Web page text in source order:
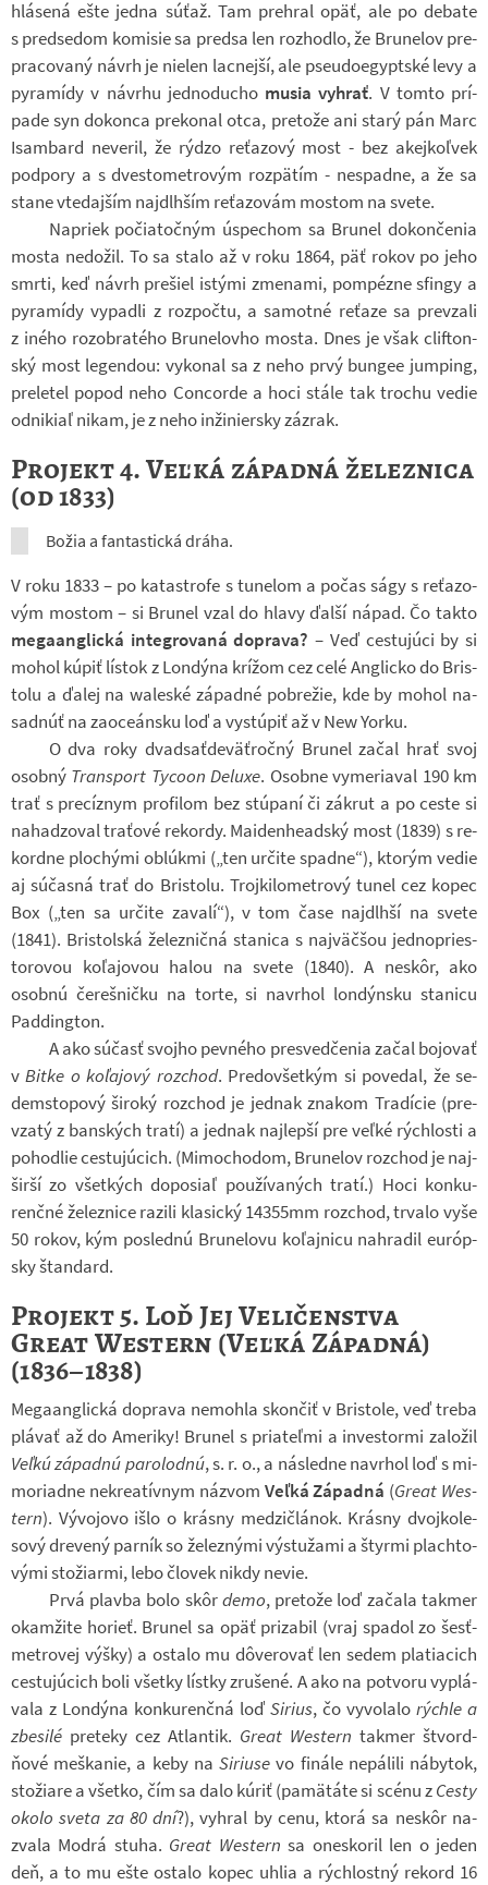
hlá­sená ešte jedna súťaž. Tam pre­hral opäť, ale po de­bate
s pred­se­dom ko­mi­sie sa predsa len roz­hodlo, že Bru­ne­lov pre­
pra­co­vaný návrh je nie­len lac­nejší, ale pseu­do­e­gypt­ské levy a
py­ra­mídy v ná­vrhu jed­no­du­cho musia vy­hrať. V tomto prí­
pade syn do­konca pre­ko­nal otca, pre­tože ani starý pán Marc
Isam­bard ne­ve­ril, že rýdzo re­ťa­zový most - bez akejkoľvek
pod­pory a s dves­to­me­t­ro­vým rozpätím - ne­spadne, a že sa
stane vte­daj­ším na­jdlh­ším re­ťa­zo­vám mos­tom na svete.
Na­priek po­či­a­toč­ným úspe­chom sa Bru­nel do­kon­če­nia
mosta ne­do­žil. To sa stalo až v roku 1864, päť rokov po jeho
smrti, keď návrh pre­šiel is­tými zme­nami, pompézne sfingy a
py­ra­mídy vy­padli z roz­počtu, a sa­motné re­ťaze sa pre­vzali
z iného rozob­ra­tého Bru­ne­lo­vho mosta. Dnes je však clif­ton­
ský most le­gen­dou: vy­ko­nal sa z neho prvý bun­gee jum­ping,
pre­le­tel popod neho Con­corde a hoci stále tak tro­chu vedie
od­ni­kiaľ nikam, je z neho in­ži­nier­sky zá­zrak.
Projekt 4. Veľká západná železnica
(od 1833)
Božia a fan­tas­tická dráha.
V roku 1833 – po ka­ta­strofe s tu­ne­lom a počas ságy s re­ťa­zo­
vým mos­tom – si Bru­nel vzal do hlavy ďalší nápad. Čo takto
me­ga­an­g­lická in­te­gro­vaná do­prava? – Veď ces­tuj­úci by si
mohol kúpiť lís­tok z Lon­dýna krí­žom cez celé An­g­licko do Bris­
tolu a ďalej na wa­leské zá­padné po­bre­žie, kde by mohol na­
sad­núť na za­o­ce­án­sku loď a vy­st­úpiť až v New Yorku.
O dva roky dvad­sať­deväťročný Bru­nel začal hrať svoj
osobný Trans­port Ty­coon De­luxe. Osobne vy­me­ria­val 190 km
trať s pre­cíz­nym pro­fi­lom bez stúpaní či zá­krut a po ceste si
na­had­zo­val traťové re­kordy. Mai­de­nhe­ad­ský most (1839) s re­
kordne plo­chými ob­l­úkmi („ten ur­čite spadne“), kto­rým vedie
aj súčasná trať do Bris­tolu. Troj­ki­lo­me­t­rový tunel cez kopec
Box („ten sa ur­čite za­valí“), v tom čase na­jdlhší na svete
(1841). Bris­tolská že­lez­ničná sta­nica s najväčšou jed­no­pries­
to­ro­vou koľajo­vou halou na svete (1840). A neskôr, ako
osobnú če­reš­ničku na torte, si na­vr­hol lon­dýn­sku sta­nicu
Pad­ding­ton.
A ako súčasť svojho pev­ného pre­sved­če­nia začal bo­jo­vať
vBitke o koľajový roz­chod. Pre­do­všet­kým si po­ve­dal, že se­
dem­sto­pový ši­roký roz­chod je jed­nak zna­kom Tra­dí­cie (pre­
vzatý z ban­ských tratí) a jed­nak naj­lepší pre veľké rých­losti a
po­hod­lie ces­tuj­úcich. (Mi­mo­cho­dom, Bru­ne­lov roz­chod je na­j­
širší zo všet­kých do­po­siaľ po­u­ží­va­ných tratí.) Hoci kon­ku­
renčné že­lez­nice ra­zili kla­sický 14355mm roz­chod, tr­valo vyše
50 rokov, kým po­slednú Bru­ne­lovu koľaj­nicu na­hra­dil eu­róp­
sky štan­dard.
Projekt 5. Loď Jej Veličenstva
Great Western (Veľká Západná)
(1836–1838)
Me­ga­an­g­lická do­prava ne­mohla skon­čiť v Bris­tole, veď treba
plá­vať až do Ame­riky! Bru­nel s pri­ateľmi a in­ves­tormi za­lo­žil
Veľkú zá­padnú pa­ro­lodnú, s. r. o., a ná­sledne na­vr­hol loď s mi­
mo­ri­a­dne ne­kre­a­tív­nym ná­zvom Veľká Zá­padná (Great Wes­
tern). Vý­vo­jovo išlo o krásny me­dzi­člá­nok. Krásny dvoj­ko­le­
sový dre­vený par­ník so že­lez­nými vý­stužami a štyrmi plach­to­
vými sto­ži­armi, lebo člo­vek nikdy nevie.
Prvá plavba bolo skôrdemo, pre­tože loď za­čala takmer
oka­mžite ho­rieť. Bru­nel sa opäť pri­za­bil (vraj spa­dol zo šesť­
me­t­ro­vej výšky) a ostalo mu dôve­ro­vať len sedem pla­ti­a­cich
ces­tuj­úcich boli všetky lístky zru­šené. A ako na po­tvoru vy­plá­
vala z Lon­dýna kon­ku­renčná loď Si­rius, čo vy­vo­lalo rýchle a
zbe­silé pre­teky cez At­lan­tik. Great Wes­tern takmer štvord­
ňové meš­ka­nie, a keby naSi­riuse vo fi­nále ne­pá­lili ná­by­tok,
sto­ži­are a všetko, čím sa dalo kúriť (pamätáte si scénu zCesty
okolo sveta za 80 dní?), vy­hral by cenu, ktorá sa neskôr na­
zvala Modrá stuha. Great Wes­tern sa one­sko­ril len o jeden
deň, a to mu ešte ostalo kopec uhlia a rých­lostný re­kord 16